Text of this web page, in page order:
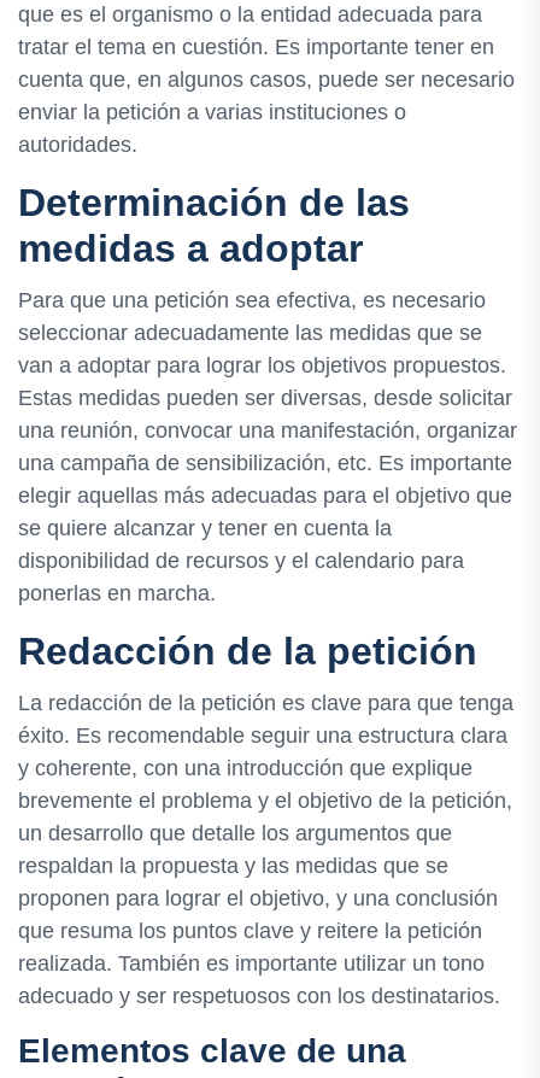
que es el organismo o la entidad adecuada para
tratar el tema en cuestión. Es importante tener en
cuenta que, en algunos casos, puede ser necesario
enviar la petición a varias instituciones o
autoridades.
Determinación de las
medidas a adoptar
Para que una petición sea efectiva, es necesario
seleccionar adecuadamente las medidas que se
van a adoptar para lograr los objetivos propuestos.
Estas medidas pueden ser diversas, desde solicitar
una reunión, convocar una manifestación, organizar
una campaña de sensibilización, etc. Es importante
elegir aquellas más adecuadas para el objetivo que
se quiere alcanzar y tener en cuenta la
disponibilidad de recursos y el calendario para
ponerlas en marcha.
Redacción de la petición
La redacción de la petición es clave para que tenga
éxito. Es recomendable seguir una estructura clara
y coherente, con una introducción que explique
brevemente el problema y el objetivo de la petición,
un desarrollo que detalle los argumentos que
respaldan la propuesta y las medidas que se
proponen para lograr el objetivo, y una conclusión
que resuma los puntos clave y reitere la petición
realizada. También es importante utilizar un tono
adecuado y ser respetuosos con los destinatarios.
Elementos clave de una